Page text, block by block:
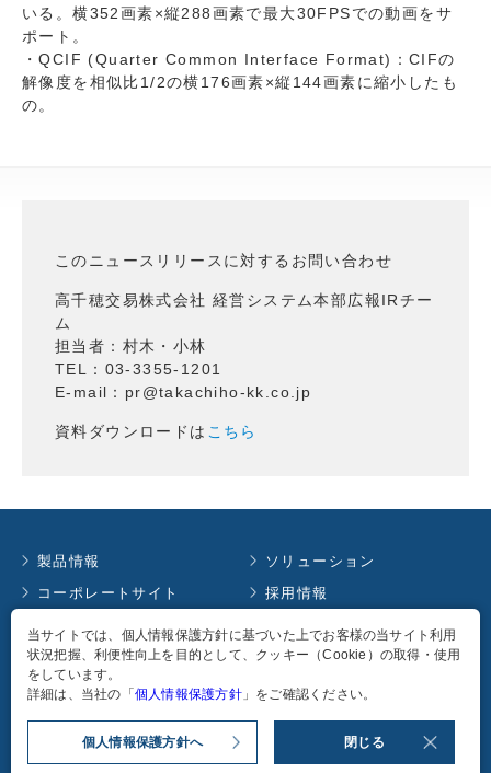
いる。横352画素×縦288画素で最大30FPSでの動画をサ
ポート。
・QCIF (Quarter Common Interface Format)：CIFの
解像度を相似比1/2の横176画素×縦144画素に縮小したも
の。
このニュースリリースに対するお問い合わせ
高千穂交易株式会社 経営システム本部広報IRチー
ム
担当者：村木・小林
TEL：03-3355-1201
E-mail：pr@takachiho-kk.co.jp
資料ダウンロードは こちら
製品情報
ソリューション
コーポレートサイト
採用情報
コラム
English
個人情報保護方針
Copyright2026TAKACHIHO KOHEKI CO., LTD. all rights reserved.
当サイトでは、個人情報保護方針に基づいた上でお客様の当サイト利用
状況把握、利便性向上を目的として、クッキー（Cookie）の取得・使用
をしています。
詳細は、当社の「 個人情報保護方針」をご確認ください。
個人情報保護方針へ 閉じる